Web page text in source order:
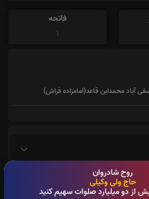
روح شادروان
حاج ولی وکیلی
از دو میلیارد صلوات سهیم کنید
فاتحه
1
آباد محمدابن قاعد(امامزاده فراش)